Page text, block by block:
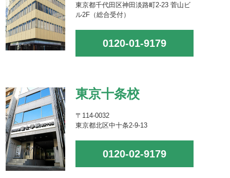
東京都千代田区神田淡路町2-23 菅山ビ
ル2F（総合受付）
0120-01-9179
東京十条校
〒114-0032
東京都北区中十条2-9-13
0120-02-9179